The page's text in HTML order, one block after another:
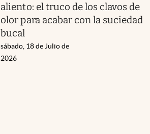
aliento: el truco de los clavos de
olor para acabar con la suciedad
bucal
sábado, 18 de Julio de
2026